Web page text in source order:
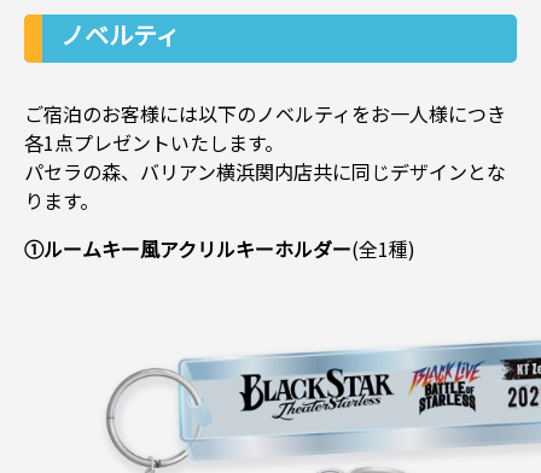
ノベルティ
ご宿泊のお客様には以下のノベルティをお一人様につき
各1点プレゼントいたします。
パセラの森、バリアン横浜関内店共に同じデザインとな
ります。
①ルームキー風アクリルキーホルダー(全1種)